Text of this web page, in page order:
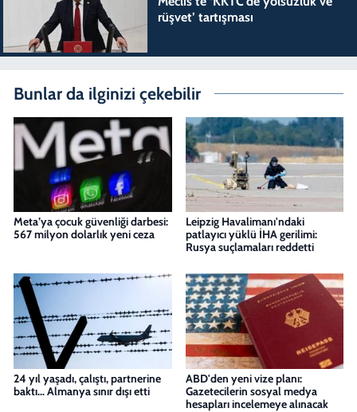
rüşvet’ tartışması
Bunlar da ilginizi çekebilir
Meta’ya çocuk güvenliği darbesi:
567 milyon dolarlık yeni ceza
Leipzig Havalimanı'ndaki
patlayıcı yüklü İHA gerilimi:
Rusya suçlamaları reddetti
24 yıl yaşadı, çalıştı, partnerine
baktı... Almanya sınır dışı etti
ABD'den yeni vize planı:
Gazetecilerin sosyal medya
hesapları incelemeye alınacak